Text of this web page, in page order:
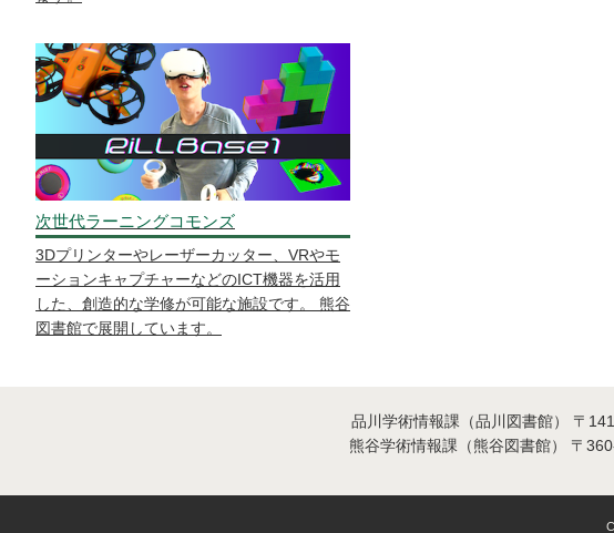
次世代ラーニングコモンズ
3Dプリンターやレーザーカッター、VRやモ
ーションキャプチャーなどのICT機器を活用
した、創造的な学修が可能な施設です。 熊谷
図書館で展開しています。
品川学術情報課（品川図書館） 〒
熊谷学術情報課（熊谷図書館）